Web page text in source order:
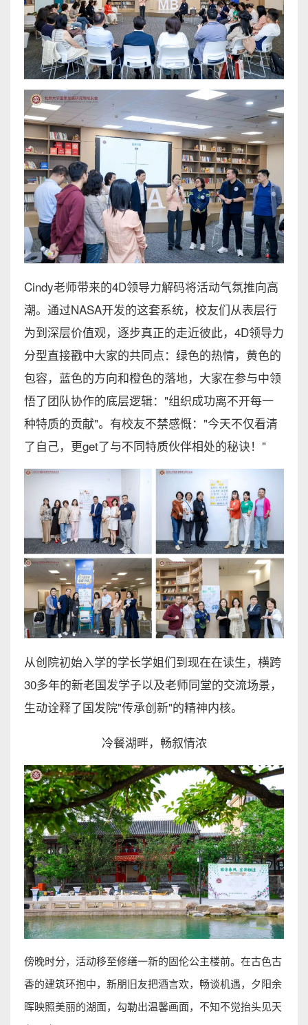
Cindy老师带来的4D领导力解码将活动气氛推向高
潮。通过NASA开发的这套系统，校友们从表层行
为到深层价值观，逐步真正的走近彼此，4D领导力
分型直接戳中大家的共同点：绿色的热情，黄色的
包容，蓝色的方向和橙色的落地，大家在参与中领
悟了团队协作的底层逻辑："组织成功离不开每一
种特质的贡献"。有校友不禁感慨："今天不仅看清
了自己，更get了与不同特质伙伴相处的秘诀！"
从创院初始入学的学长学姐们到现在在读生，横跨
30多年的新老国发学子以及老师同堂的交流场景，
生动诠释了国发院"传承创新"的精神内核。
冷餐湖畔，畅叙情浓
傍晚时分，活动移至修缮一新的固伦公主楼前。在古色古
香的建筑环抱中，新朋旧友把酒言欢，畅谈机遇，夕阳余
晖映照美丽的湖面，勾勒出温馨画面，不知不觉抬头见天